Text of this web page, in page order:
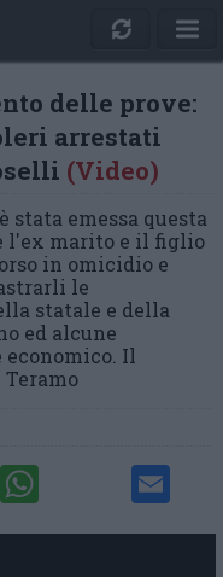
delle prove:
arrestati
(Video)
stata emessa questa
l'ex marito e il figlio
in omicidio e
le
statale e della
ed alcune
Il